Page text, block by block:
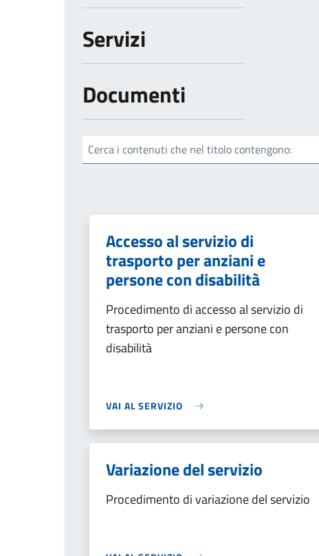
Servizi
Documenti
Cerca i contenuti che nel titolo contengono:
Accesso al servizio di
trasporto per anziani e
persone con disabilità
Procedimento di accesso al servizio di
trasporto per anziani e persone con
disabilità
VAI AL SERVIZIO
Variazione del servizio
Procedimento di variazione del servizio